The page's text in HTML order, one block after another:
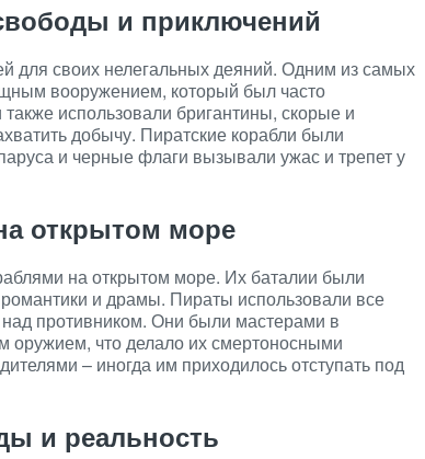
и приключений
для своих нелегальных деяний. Одним из самых
вооружением, который был часто
использовали бригантины, скорые и
добычу. Пиратские корабли были
и черные флаги вызывали ужас и трепет у
открытом море
на открытом море. Их баталии были
и драмы. Пираты использовали все
противником. Они были мастерами в
оружием, что делало их смертоносными
– иногда им приходилось отступать под
и реальность